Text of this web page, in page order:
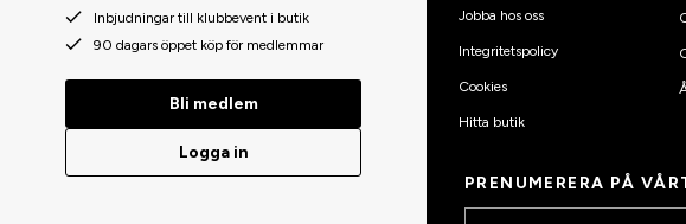
Inbjudningar till klubbevent i butik
90 dagars öppet köp för medlemmar
Bli medlem
Logga in
Jobba hos oss
Integritetspolicy
Cookies
Hitta butik
PRENUMERERA PÅ